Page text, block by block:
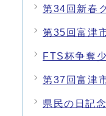
第34回新春
第35回富津
FTS杯争奪
第37回富津
県民の日記